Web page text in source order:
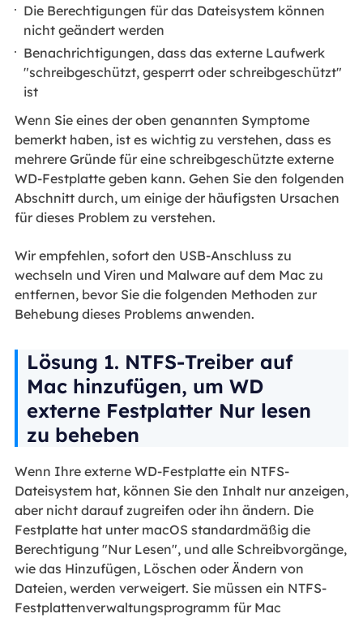
Die Berechtigungen für das Dateisystem können
nicht geändert werden
Benachrichtigungen, dass das externe Laufwerk
"schreibgeschützt, gesperrt oder schreibgeschützt"
ist
Wenn Sie eines der oben genannten Symptome
bemerkt haben, ist es wichtig zu verstehen, dass es
mehrere Gründe für eine schreibgeschützte externe
WD-Festplatte geben kann. Gehen Sie den folgenden
Abschnitt durch, um einige der häufigsten Ursachen
für dieses Problem zu verstehen.
Wir empfehlen, sofort den USB-Anschluss zu
wechseln und Viren und Malware auf dem Mac zu
entfernen, bevor Sie die folgenden Methoden zur
Behebung dieses Problems anwenden.
Lösung 1. NTFS-Treiber auf
Mac hinzufügen, um WD
externe Festplatter Nur lesen
zu beheben
Wenn Ihre externe WD-Festplatte ein NTFS-
Dateisystem hat, können Sie den Inhalt nur anzeigen,
aber nicht darauf zugreifen oder ihn ändern. Die
Festplatte hat unter macOS standardmäßig die
Berechtigung "Nur Lesen", und alle Schreibvorgänge,
wie das Hinzufügen, Löschen oder Ändern von
Dateien, werden verweigert. Sie müssen ein NTFS-
Festplattenverwaltungsprogramm für Mac